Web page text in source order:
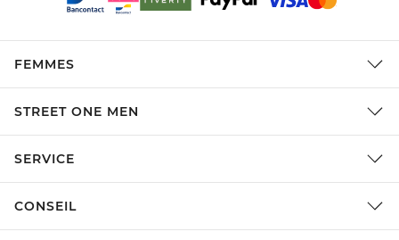
FEMMES
STREET ONE MEN
SERVICE
CONSEIL